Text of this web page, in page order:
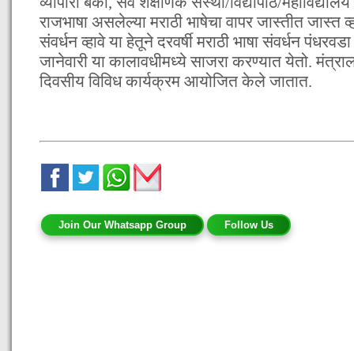
राजभाषा असलेल्या मराठी भाषेचा वापर जास्तीत जास्त
संवर्धन व्हावे या हेतूने दरवर्षी मराठी भाषा संवर्धन
जानेवारी या कालावधीमध्ये साजरा करण्यात येतो.
दिवसीय विविध कार्यक्रम आयोजित केले जातात.
Join Our Whatsapp Group Follow Us